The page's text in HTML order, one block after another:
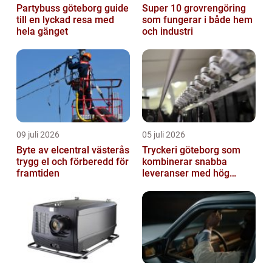
Partybuss göteborg guide
till en lyckad resa med
hela gänget
Super 10 grovrengöring
som fungerar i både hem
och industri
09 juli 2026
Byte av elcentral västerås
trygg el och förberedd för
framtiden
05 juli 2026
Tryckeri göteborg som
kombinerar snabba
leveranser med hög